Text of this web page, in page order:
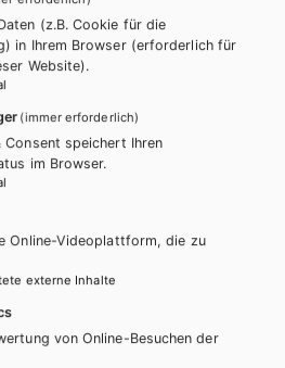
FS
Spanisch
Arbeitsbuch mit
(z.B. Cookie für die
in Ihrem Browser (erforderlich für
Website).
(immer erforderlich)
Consent speichert Ihren
im Browser.
Online-Videoplattform, die zu
externe Inhalte
von Online-Besuchen der